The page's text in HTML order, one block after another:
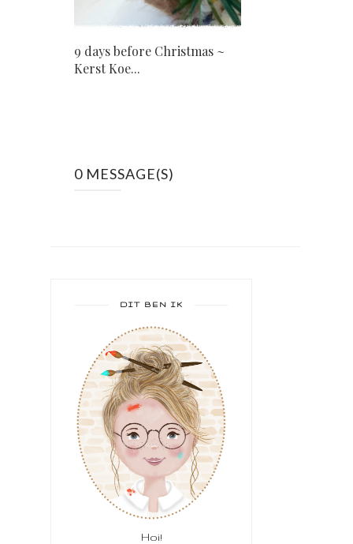
9 days before Christmas ~
Kerst Koe...
0 MESSAGE(S)
DIT BEN IK
Hoi!